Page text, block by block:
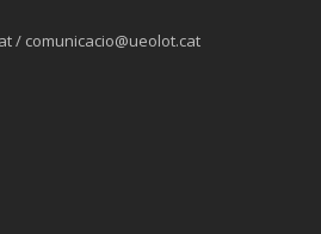
/ comunicacio@ueolot.cat